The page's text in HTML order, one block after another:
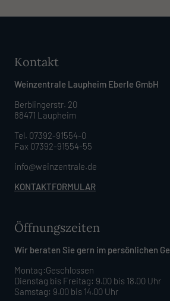
Kontakt
Weinzentrale Laupheim Eberle GmbH
Berblingerstr. 20
88471 Laupheim
Tel. 07392-91554-0
Fax 07392-91554-55
info@weinzentrale.de
KONTAKTFORMULAR
Öffnungszeiten
Wir beraten Sie gern im persönlichen
Montag:Geschlossen
Dienstag bis Freitag: 9.00 bis 18.00 Uhr
Samstag: 9.00 bis 14.00 Uhr